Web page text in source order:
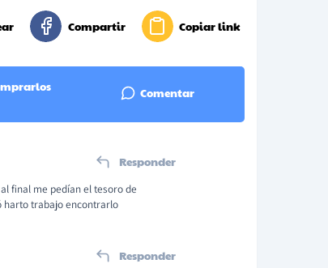
Compartir Copiar link
Comentar
final me pedían el tesoro de
harto trabajo encontrarlo
Responder
Responder